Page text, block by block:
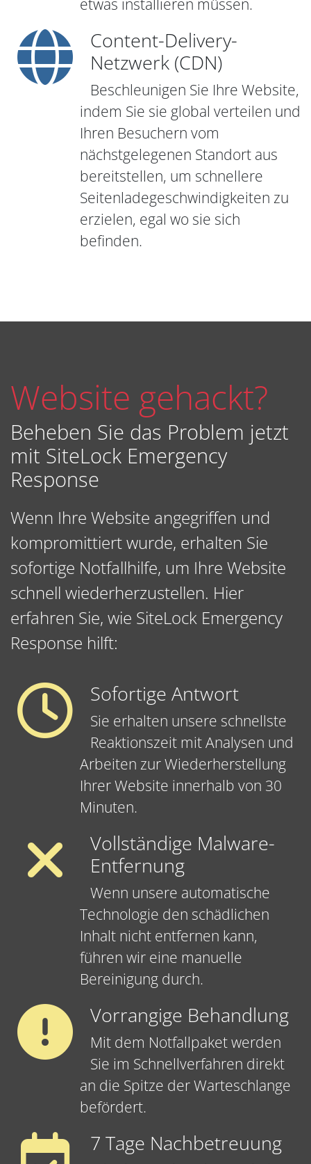
etwas installieren müssen.
Content-Delivery-
Netzwerk (CDN)
Beschleunigen Sie Ihre Website,
indem Sie sie global verteilen und
Ihren Besuchern vom
nächstgelegenen Standort aus
bereitstellen, um schnellere
Seitenladegeschwindigkeiten zu
erzielen, egal wo sie sich
befinden.
Website gehackt?
Beheben Sie das Problem jetzt
mit SiteLock Emergency
Response
Wenn Ihre Website angegriffen und
kompromittiert wurde, erhalten Sie
sofortige Notfallhilfe, um Ihre Website
schnell wiederherzustellen. Hier
erfahren Sie, wie SiteLock Emergency
Response hilft:
Sofortige Antwort
Sie erhalten unsere schnellste
Reaktionszeit mit Analysen und
Arbeiten zur Wiederherstellung
Ihrer Website innerhalb von 30
Minuten.
Vollständige Malware-
Entfernung
Wenn unsere automatische
Technologie den schädlichen
Inhalt nicht entfernen kann,
führen wir eine manuelle
Bereinigung durch.
Vorrangige Behandlung
Mit dem Notfallpaket werden
Sie im Schnellverfahren direkt
an die Spitze der Warteschlange
befördert.
7 Tage Nachbetreuung